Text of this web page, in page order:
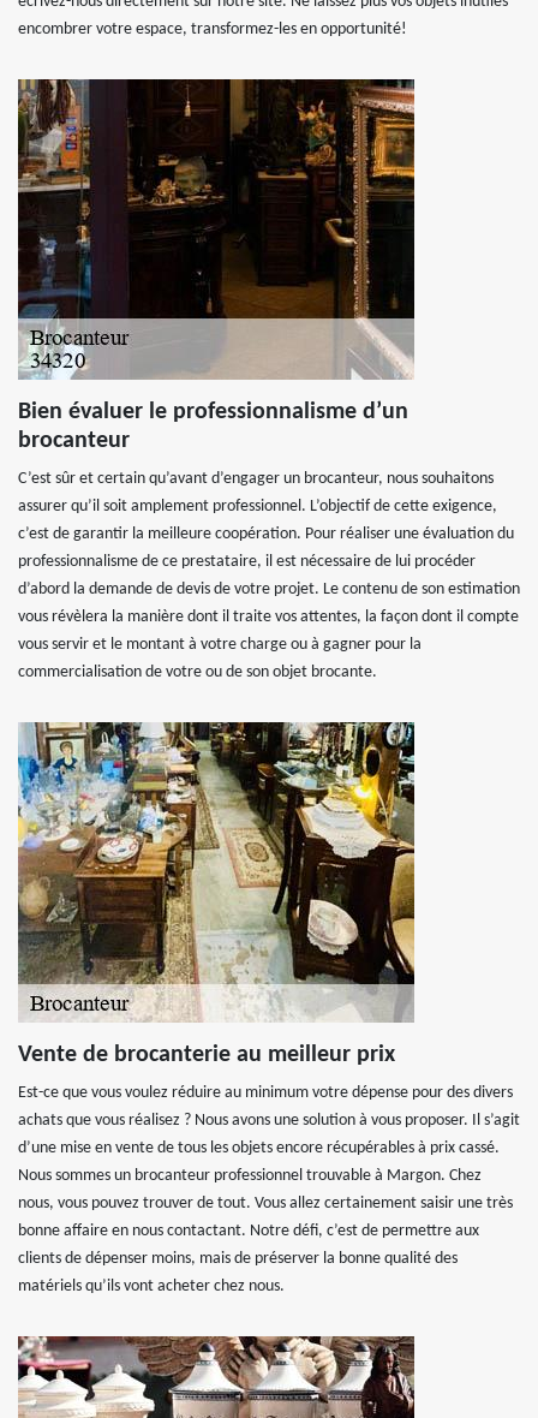
encombrer votre espace, transformez-les en opportunité!
Bien évaluer le professionnalisme d’un
brocanteur
C’est sûr et certain qu’avant d’engager un brocanteur, nous souhaitons
assurer qu’il soit amplement professionnel. L’objectif de cette exigence,
c’est de garantir la meilleure coopération. Pour réaliser une évaluation du
professionnalisme de ce prestataire, il est nécessaire de lui procéder
d’abord la demande de devis de votre projet. Le contenu de son estimation
vous révèlera la manière dont il traite vos attentes, la façon dont il compte
vous servir et le montant à votre charge ou à gagner pour la
commercialisation de votre ou de son objet brocante.
Vente de brocanterie au meilleur prix
Est-ce que vous voulez réduire au minimum votre dépense pour des divers
achats que vous réalisez ? Nous avons une solution à vous proposer. Il s’agit
d’une mise en vente de tous les objets encore récupérables à prix cassé.
Nous sommes un brocanteur professionnel trouvable à Margon. Chez
nous, vous pouvez trouver de tout. Vous allez certainement saisir une très
bonne affaire en nous contactant. Notre défi, c’est de permettre aux
clients de dépenser moins, mais de préserver la bonne qualité des
matériels qu’ils vont acheter chez nous.